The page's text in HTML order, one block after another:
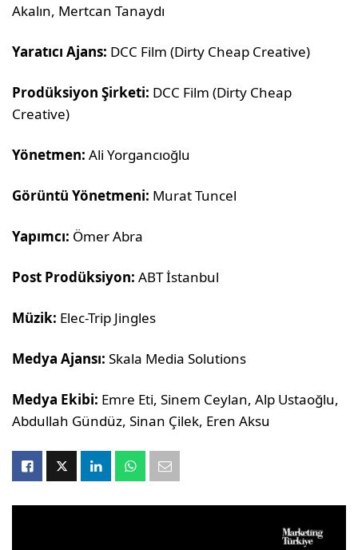
Akalın, Mertcan Tanaydı
Yaratıcı Ajans: DCC Film (Dirty Cheap Creative)
Prodüksiyon Şirketi: DCC Film (Dirty Cheap
Creative)
Yönetmen:Ali Yorgancıoğlu
Görüntü Yönetmeni: Murat Tuncel
Yapımcı: Ömer Abra
Post Prodüksiyon:ABT İstanbul
Müzik: Elec-Trip Jingles
Medya Ajansı:Skala Media Solutions
Medya Ekibi: Emre Eti, Sinem Ceylan, Alp Ustaoğlu,
Abdullah Gündüz, Sinan Çilek, Eren Aksu